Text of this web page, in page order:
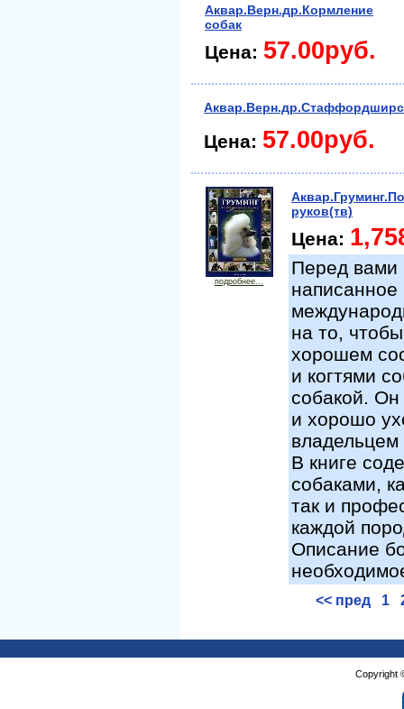
Аквар.Верн.др.Кормление
собак
Цена: 57.00руб.
Цена: 57.00руб.
подробнее...
руков(тв)
Цена:
Перед вами
на то,
хорошем
и когтями
собакой. Он
и хорошо
В книге
собаками,
так и
каждой
Описание
<< пред 1
Copyright